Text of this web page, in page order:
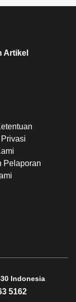
Artikel
Pelaporan
Indonesia
5162